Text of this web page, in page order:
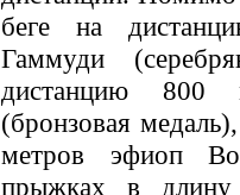
беге на
Гаммуди
дистанцию 800
(бронзовая
метров эфиоп
прыжках в длину